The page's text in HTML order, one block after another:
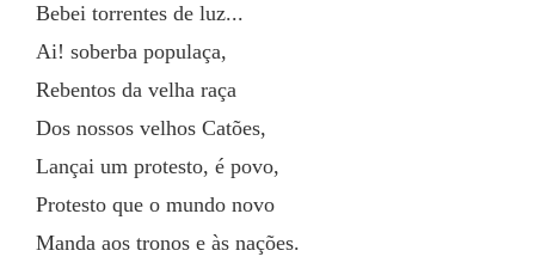
Bebei torrentes de luz...
Ai! soberba populaça,
Rebentos da velha raça
Dos nossos velhos Catões,
Lançai um protesto, é povo,
Protesto que o mundo novo
Manda aos tronos e às nações.